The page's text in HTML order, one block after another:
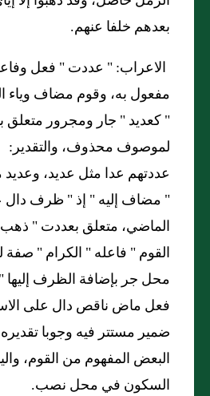
بعدهم خلفا عنهم.
الاعراب: " عددت"فعل
مفعول به، وقوم مضاف وياء
"كعديد"جار ومجرور
لموصوف محذوف، والتقدير:
عددتهم عدا مثل عديد،
"مضاف إليه"إذ"ظرف دال
الماضي، متعلق بعددت"
القوم"فاعله"الكرام"صفة
محل جر بإضافة الظرف إليها"
فعل ماض ناقص دال على
ضمير مستتر فيه وجوبا
البعض المفهوم من القوم،
السكون في محل نصب.